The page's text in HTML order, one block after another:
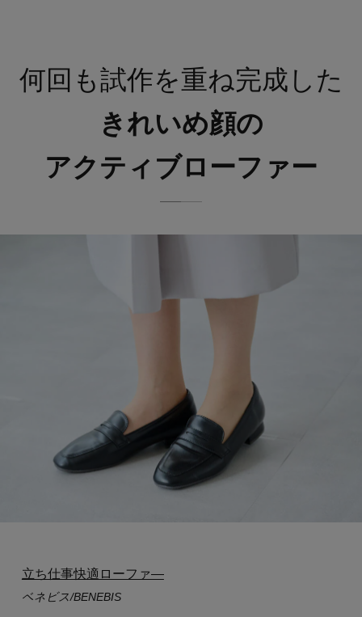
何回も試作を重ね完成した
きれいめ顔の
アクティブローファー
立ち仕事快適ローファ―
ベネビス/BENEBIS